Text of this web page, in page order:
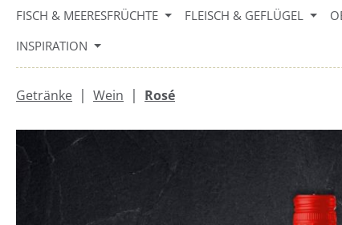
FISCH & MEERESFRÜCHTE FLEISCH & GEFLÜGEL
INSPIRATION
Getränke | Wein | Rosé
Bildergalerie überspringen